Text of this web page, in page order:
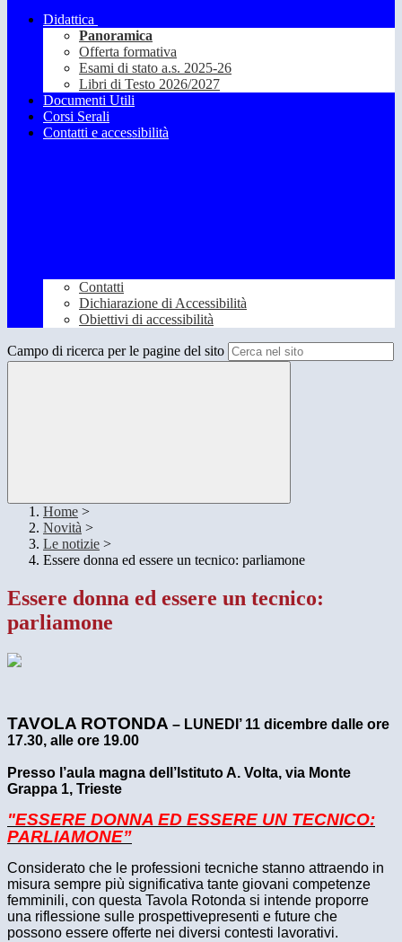
Didattica
Panoramica
Offerta formativa
Esami di stato a.s. 2025-26
Libri di Testo 2026/2027
Documenti Utili
Corsi Serali
Contatti e accessibilità
Contatti
Dichiarazione di Accessibilità
Obiettivi di accessibilità
Campo di ricerca per le pagine del sito
Home >
Novità >
Le notizie >
Essere donna ed essere un tecnico: parliamone
Essere donna ed essere un tecnico:
parliamone
TAVOLA ROTONDA – LUNEDI’ 11 dicembre dalle ore
17.30, alle ore 19.00
Presso l’aula magna dell’Istituto A. Volta, via Monte
Grappa 1, Trieste
"ESSERE DONNA ED ESSERE UN TECNICO:
PARLIAMONE”
Considerato che le professioni tecniche stanno attraendo in
misura sempre più significativa tante giovani competenze
femminili, con questa Tavola Rotonda si intende proporre
una riflessione sulle prospettivepresenti e future che
possono essere offerte nei diversi contesti lavorativi.